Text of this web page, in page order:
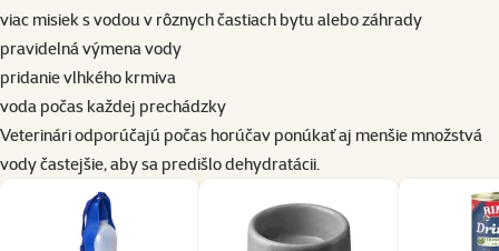
viac misiek s vodou v rôznych častiach bytu alebo záhrady
pravidelná výmena vody
pridanie vlhkého krmiva
voda počas každej prechádzky
Veterinári odporúčajú počas horúčav ponúkať aj menšie množstvá
vody častejšie, aby sa predišlo dehydratácii.